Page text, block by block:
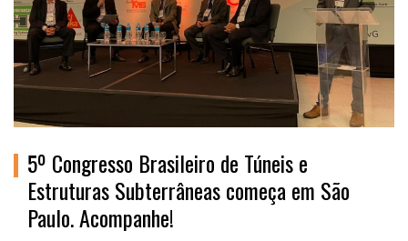
5º Congresso Brasileiro de Túneis e
Estruturas Subterrâneas começa em São
Paulo. Acompanhe!